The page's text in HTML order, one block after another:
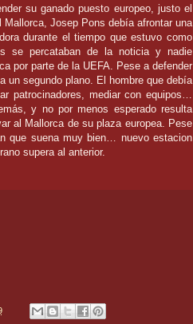
su ganado puesto europeo, justo el
Josep Pons debía afrontar una
durante el tiempo que estuvo como
se percataban de la noticia y nadie
por parte de la UEFA. Pese a defender
un segundo plano. El hombre que debía
patrocinadores, mediar con equipos…
y no por menos esperado resulta
al Mallorca de su plaza europea. Pese
que suena muy bien… nuevo estacion
supera al anterior.